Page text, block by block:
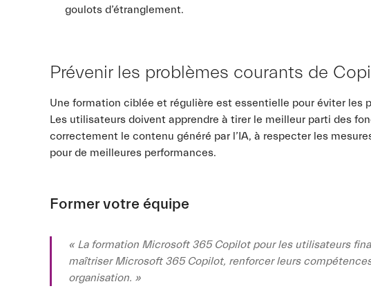
goulots d’étranglement.
Prévenir les problèmes courants de
Une formation ciblée et régulière est essentielle pour éviter les
Les utilisateurs doivent apprendre à tirer le meilleur parti des
correctement le contenu généré par l’IA, à respecter les
pour de meilleures performances.
Former votre équipe
« La formation Microsoft 365 Copilot pour les utilisateurs
maîtriser Microsoft 365 Copilot, renforcer leurs
organisation. »